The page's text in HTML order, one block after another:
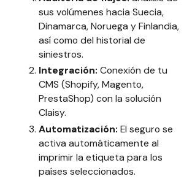
sus volúmenes hacia Suecia,
Dinamarca, Noruega y Finlandia,
así como del historial de
siniestros.
Integración: Conexión de tu
CMS (Shopify, Magento,
PrestaShop) con la solución
Claisy.
Automatización: El seguro se
activa automáticamente al
imprimir la etiqueta para los
países seleccionados.